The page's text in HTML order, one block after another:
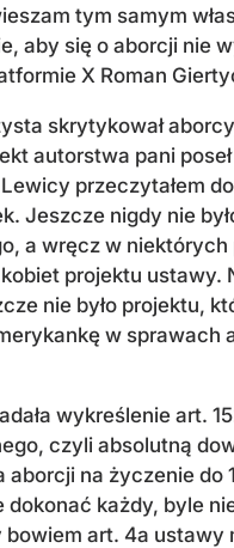
tym samym
aby się o aborcji nie
X Roman
skrytykował
autorstwa pani
przeczytałem
Jeszcze nigdy nie
a wręcz w niektórych
projektu ustawy.
nie było projektu,
w sprawach
wykreślenie art.
czyli absolutną
na życzenie do
dokonać każdy, byle
bowiem art. 4a ustawy